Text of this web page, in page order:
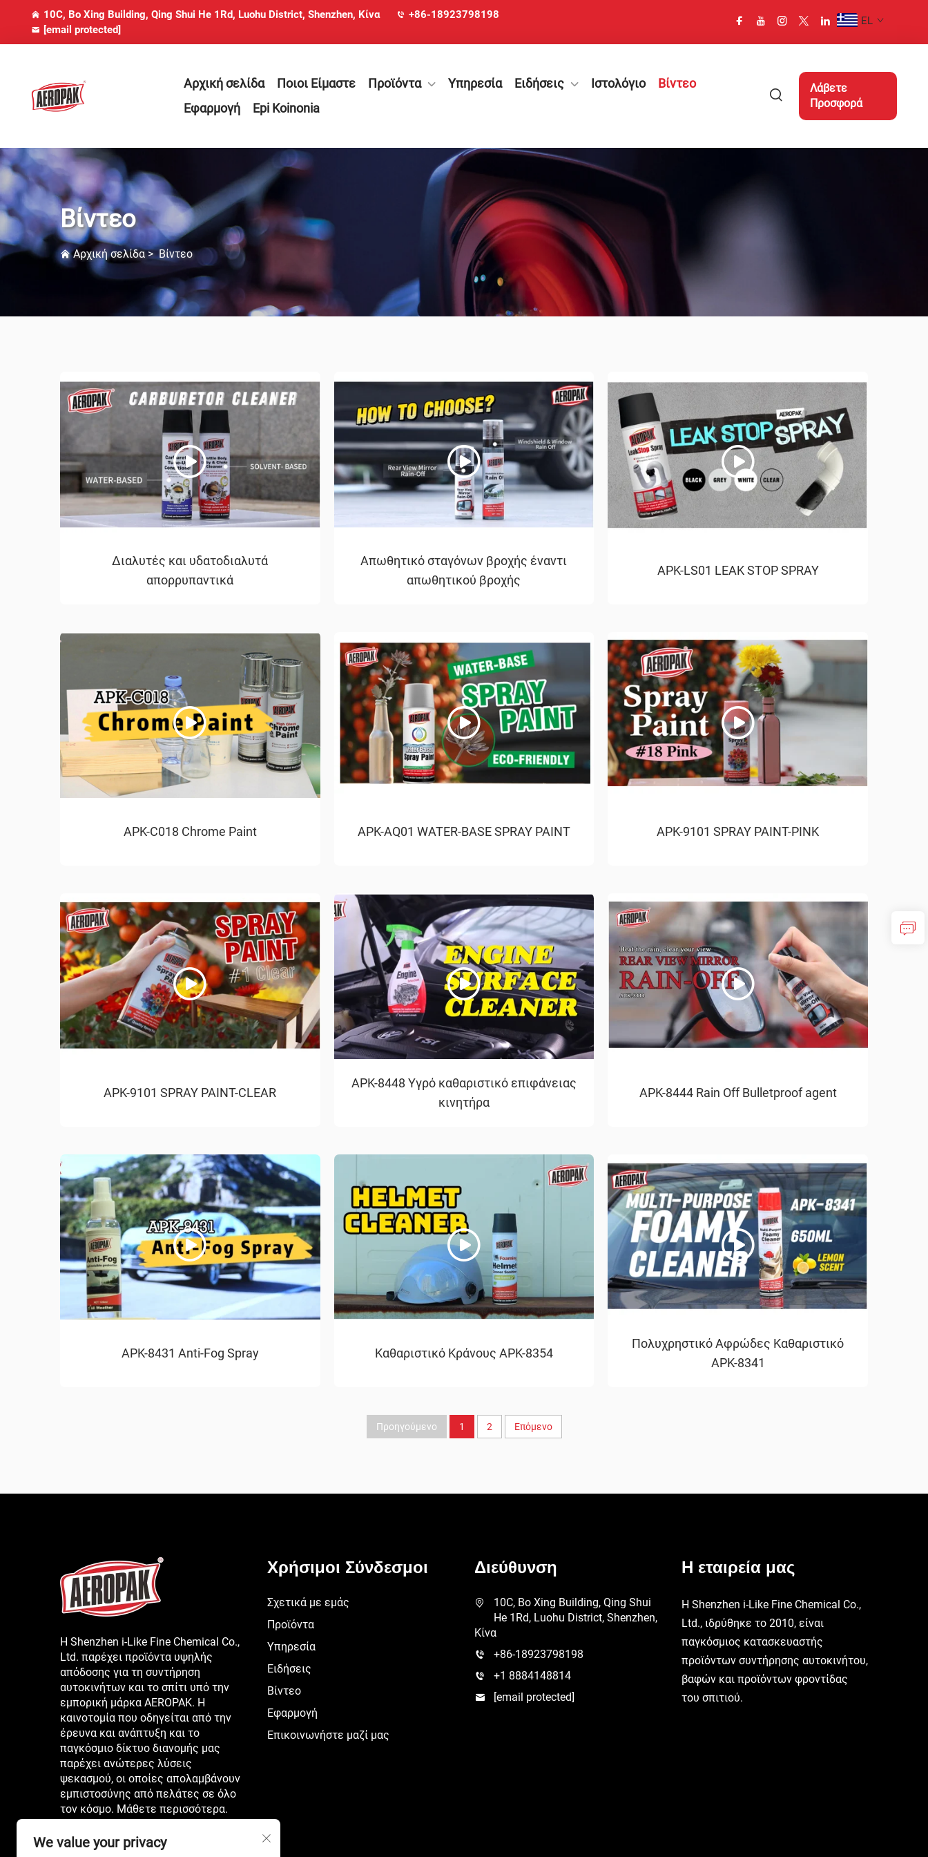
10C, Bo Xing Building, Qing Shui He 1Rd, Luohu District, Shenzhen, Κίνα
+86-18923798198
[email protected]
EL
Αρχική σελίδα Ποιοι Είμαστε Προϊόντα Υπηρεσία Ειδήσεις Ιστολόγιο
Βίντεο
Εφαρμογή
Epi Koinonia
Λάβετε
Προσφορά
Βίντεο
Αρχική σελίδα>Βίντεο
Διαλυτές και υδατοδιαλυτά
απορρυπαντικά
Απωθητικό σταγόνων βροχής έναντι
απωθητικού βροχής
APK-LS01 LEAK STOP SPRAY
APK-C018 Chrome Paint APK-AQ01 WATER-BASE SPRAY PAINT APK-9101 SPRAY PAINT-PINK
APK-9101 SPRAY PAINT-CLEAR
APK-8448 Υγρό καθαριστικό επιφάνειας
κινητήρα
APK-8444 Rain Off Bulletproof agent
APK-8431 Anti-Fog Spray Καθαριστικό Κράνους APK-8354
Πολυχρηστικό Αφρώδες Καθαριστικό
APK-8341
Προηγούμενο 1 2 Επόμενο
Η Shenzhen i-Like Fine Chemical Co.,
Ltd. παρέχει προϊόντα υψηλής
απόδοσης για τη συντήρηση
αυτοκινήτων και το σπίτι υπό την
εμπορική μάρκα AEROPAK. Η
καινοτομία που οδηγείται από την
έρευνα και ανάπτυξη και το
παγκόσμιο δίκτυο διανομής μας
παρέχει ανώτερες λύσεις
ψεκασμού, οι οποίες απολαμβάνουν
εμπιστοσύνης από πελάτες σε όλο
τον κόσμο. Μάθετε περισσότερα.
Χρήσιμοι Σύνδεσμοι
Σχετικά με εμάς
Προϊόντα
Υπηρεσία
Ειδήσεις
Βίντεο
Εφαρμογή
Επικοινωνήστε μαζί μας
Διεύθυνση
10C, Bo Xing Building, Qing Shui
He 1Rd, Luohu District, Shenzhen,
Κίνα
+86-18923798198
+1 8884148814
[email protected]
Η εταιρεία μας
Η Shenzhen i-Like Fine Chemical Co.,
Ltd., ιδρύθηκε το 2010, είναι
παγκόσμιος κατασκευαστής
προϊόντων συντήρησης αυτοκινήτου,
βαφών και προϊόντων φροντίδας
του σπιτιού.
We value your privacy